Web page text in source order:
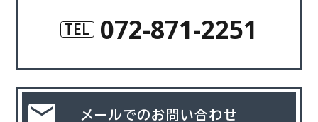
TEL 072-871-2251
メールでのお問い合わせ